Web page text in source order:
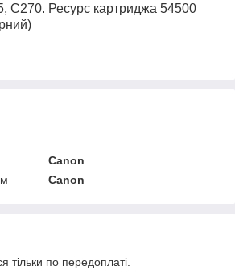
C270. Ресурс картриджа 54500
Canon
Canon
тільки по передоплаті.